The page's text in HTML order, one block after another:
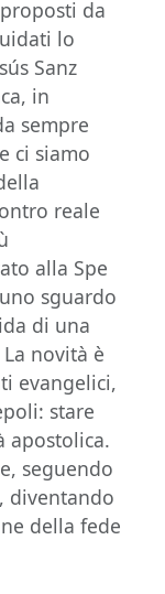
da
lo
Sanz
in
sempre
ci siamo
reale
alla Spe
sguardo
di una
novità è
evangelici,
stare
apostolica.
seguendo
diventando
della fede